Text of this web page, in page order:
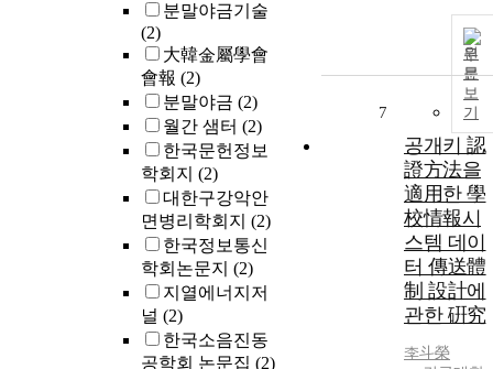
분말야금기술
(2)
大韓金屬學會
會報 (2)
분말야금 (2)
월간 샘터 (2)
한국문헌정보
학회지 (2)
대한구강악안
면병리학회지 (2)
한국정보통신
학회논문지 (2)
지열에너지저
널 (2)
한국소음진동
공학회 논문집 (2)
원
문
보
기
7
공개키 認
證方法을
適用한 學
校情報시
스템 데이
터 傳送體
制 設計에
관한 硏究
李斗榮